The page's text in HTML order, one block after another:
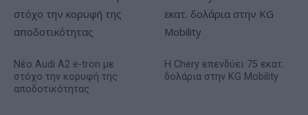
Νέο Audi A2 e-tron με
στόχο την κορυφή της
αποδοτικότητας
Η Chery επενδύει 75 εκατ.
δολάρια στην KG Mobility